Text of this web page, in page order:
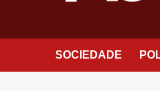
SOCIEDADE